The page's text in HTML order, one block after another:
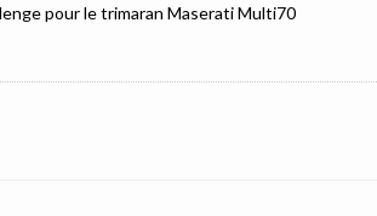
pour le trimaran Maserati Multi70